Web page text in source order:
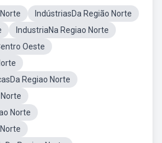
IndústriasDa Região Norte
IndustriaNa Regiao Norte
Oeste
Regiao Norte
Norte